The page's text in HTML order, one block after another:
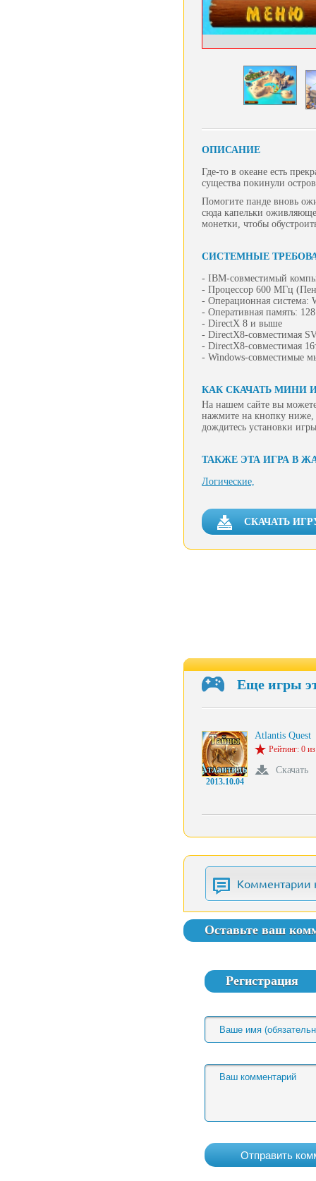
ОПИСАНИЕ
Где-то в океане есть
существа покинули
Помогите панде вновь
сюда капельки
монетки, чтобы
СИСТЕМНЫЕ
- IBM-совместимый
- Процессор 600 МГц
- Операционная система:
- Оперативная память:
- DirectX 8 и выше
- DirectX8-совместимая
- DirectX8-совместимая
- Windows-совместимые
КАК СКАЧАТЬ МИНИ
На нашем сайте вы
нажмите на кнопку ниже,
дождитесь установки
ТАКЖЕ ЭТА ИГРА В
Логические,
СКАЧАТЬ
Еще игры
2013.10.04
Atlantis Quest
Рейтинг: 0
Скачать
Комментарии
Оставьте ваш
Регистрация